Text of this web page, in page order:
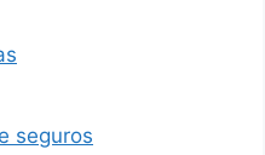
seguros